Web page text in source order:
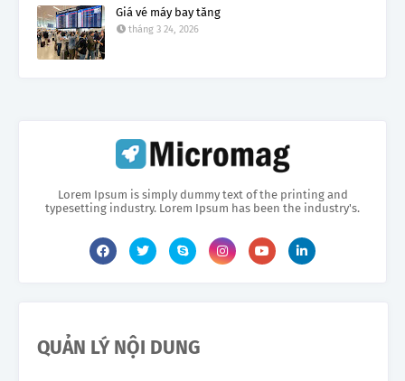
Giá vé máy bay tăng
tháng 3 24, 2026
Lorem Ipsum is simply dummy text of the printing and
typesetting industry. Lorem Ipsum has been the industry's.
QUẢN LÝ NỘI DUNG